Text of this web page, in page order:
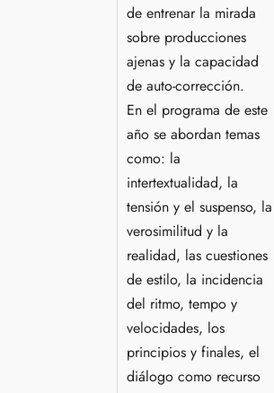
de entrenar la mirada
sobre producciones
ajenas y la capacidad
de auto-corrección.
En el programa de este
año se abordan temas
como: la
intertextualidad, la
tensión y el suspenso, la
verosimilitud y la
realidad, las cuestiones
de estilo, la incidencia
del ritmo, tempo y
velocidades, los
principios y finales, el
diálogo como recurso